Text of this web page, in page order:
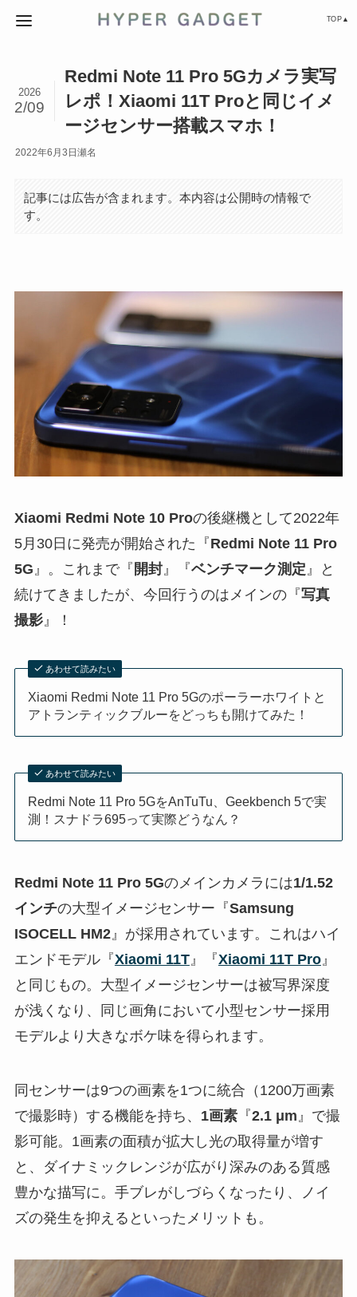
TOP▲
Redmi Note 11 Pro 5Gカメラ実写
レポ！Xiaomi 11T Proと同じイメ
ージセンサー搭載スマホ！
2026
2/09
2022年6月3日 瀬名
記事には広告が含まれます。本内容は公開時の情報で
す。
Xiaomi Redmi Note 10 Proの後継機として2022年
5月30日に発売が開始された『Redmi Note 11 Pro
5G 』。これまで『 開封』『ベンチマーク測定 』と
続けてきましたが、今回行うのはメインの『写真
撮影』！
あわせて読みたい
Xiaomi Redmi Note 11 Pro 5Gのポーラーホワイトと
アトランティックブルーをどっちも開けてみた！
あわせて読みたい
Redmi Note 11 Pro 5GをAnTuTu、Geekbench 5で実
測！スナドラ695って実際どうなん？
Redmi Note 11 Pro 5Gのメインカメラには1/1.52
インチの大型イメージセンサー『Samsung
ISOCELL HM2』が採用されています。これはハイ
エンドモデル『Xiaomi 11T』『Xiaomi 11T Pro』
と同じもの。大型イメージセンサーは被写界深度
が浅くなり、同じ画角において小型センサー採用
モデルより大きなボケ味を得られます。
同センサーは9つの画素を1つに統合（1200万画素
で撮影時）する機能を持ち、 1画素『2.1 μm 』で撮
影可能。1画素の面積が拡大し光の取得量が増す
と、ダイナミックレンジが広がり深みのある質感
豊かな描写に。手ブレがしづらくなったり、ノイ
ズの発生を抑えるといったメリットも。